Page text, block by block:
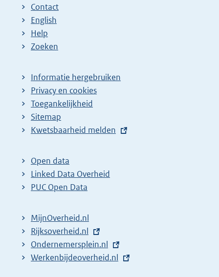
Contact
English
Help
Zoeken
Informatie hergebruiken
Privacy en cookies
Toegankelijkheid
Sitemap
E
t
e
r
l
i
n
k
Kwetsbaarheid melden
Open data
Linked Data Overheid
PUC Open Data
MijnOverheid.nl
E
x
t
Rijksoverheid.nl
E
x
Ondernemersplein.nl
E
Werkenbijdeoverheid.nl